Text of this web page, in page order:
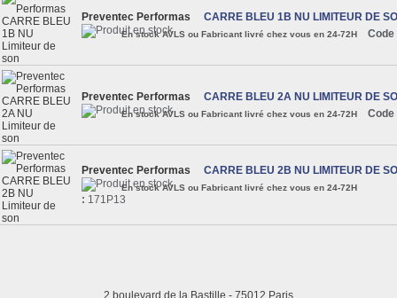
Preventec Performas CARRE BLEU 1B NU LIMITEUR DE
En stock AVLS ou Fabricant livré chez vous en 24-72H Code
Preventec Performas CARRE BLEU 2A NU LIMITEUR DE
En stock AVLS ou Fabricant livré chez vous en 24-72H Code
Preventec Performas CARRE BLEU 2B NU LIMITEUR DE
En stock AVLS ou Fabricant livré chez vous en 24-72H
: 171P13
2 boulevard de la Bastille - 75012 Paris